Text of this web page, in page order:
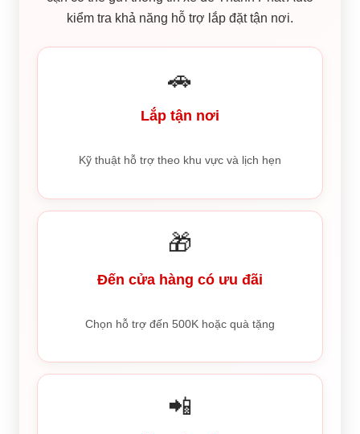
kiểm tra khả năng hỗ trợ lắp đặt tận nơi.
🚗
Lắp tận nơi
Kỹ thuật hỗ trợ theo khu vực và lịch hẹn
🎁
Đến cửa hàng có ưu đãi
Chọn hỗ trợ đến 500K hoặc quà tặng
📲